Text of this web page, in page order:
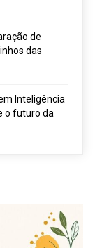
de
das
Inteligência
o futuro da